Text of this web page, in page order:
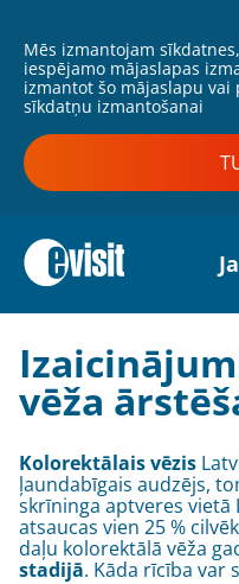
Mēs izmantojam
iespējamo mājaslapas
izmantot šo mājaslapu
sīkdatņu izmantošanai
vēža
Kolorektālais vēzis
ļaundabīgais audzējs,
skrīninga aptveres vietā
atsaucas vien 25 %
daļu kolorektālā vēža
stadijā. Kāda rīcība var